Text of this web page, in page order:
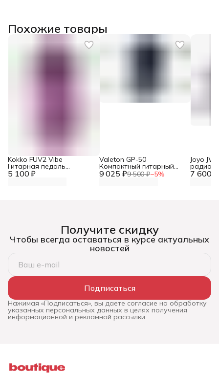
Похожие товары
5 100 ₽
Kokko FUV2 Vibe
Гитарная педаль
эффектов 9 025 ₽9 500 ₽−5%
Valeton GP-50
Компактный гитарный
процессор эффектов 7 600 ₽
Joyo
радио
гитары
Получите скидку
Чтобы всегда оставаться в курсе актуальных
новостей
Подписаться
Нажимая «Подписаться», вы даете согласие на обработку
указанных персональных данных в целях получения
информационной и рекламной рассылки